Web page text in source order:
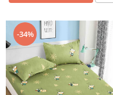
-34%